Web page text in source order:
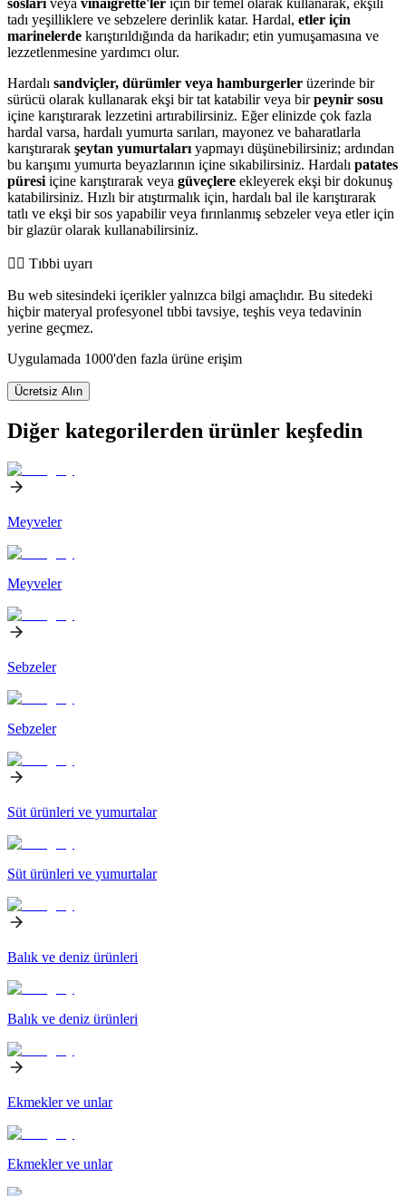
tadı yeşilliklere ve sebzelere derinlik katar. Hardal, etler için
marinelerde karıştırıldığında da harikadır; etin yumuşamasına ve
lezzetlenmesine yardımcı olur.
Hardalı sandviçler, dürümler veya hamburgerler üzerinde bir
sürücü olarak kullanarak ekşi bir tat katabilir veya birpeynir sosu
içine karıştırarak lezzetini artırabilirsiniz. Eğer elinizde çok fazla
hardal varsa, hardalı yumurta sarıları, mayonez ve baharatlarla
karıştırarak şeytan yumurtaları yapmayı düşünebilirsiniz; ardından
bu karışımı yumurta beyazlarının içine sıkabilirsiniz. Hardalı patates
püresi içine karıştırarak veya güveçlere ekleyerek ekşi bir dokunuş
katabilirsiniz. Hızlı bir atıştırmalık için, hardalı bal ile karıştırarak
tatlı ve ekşi bir sos yapabilir veya fırınlanmış sebzeler veya etler için
bir glazür olarak kullanabilirsiniz.
👨‍⚕️️ Tıbbi uyarı
Bu web sitesindeki içerikler yalnızca bilgi amaçlıdır. Bu sitedeki
hiçbir materyal profesyonel tıbbi tavsiye, teşhis veya tedavinin
yerine geçmez.
Uygulamada 1000'den fazla ürüne erişim
Ücretsiz Alın
Diğer kategorilerden ürünler keşfedin
Meyveler
Meyveler
Sebzeler
Sebzeler
Süt ürünleri ve yumurtalar
Süt ürünleri ve yumurtalar
Balık ve deniz ürünleri
Balık ve deniz ürünleri
Ekmekler ve unlar
Ekmekler ve unlar